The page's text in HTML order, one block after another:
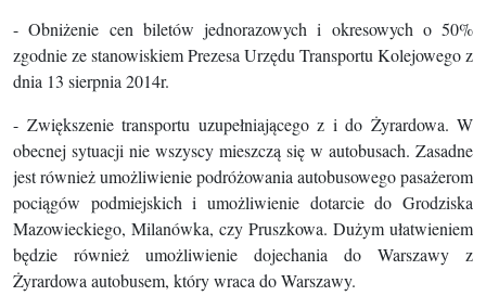
- Obniżenie cen biletów jednorazowych i okresowych o 50%
zgodnie ze stanowiskiemPrezesa Urzędu Transportu Kolejowego z
dnia 13 sierpnia 2014r.
- Zwiększenie transportu uzupełniającego z i do Żyrardowa. W
obecnej sytuacji nie wszyscy mieszczą się w autobusach. Zasadne
jest również umożliwienie podróżowania autobusowego pasażerom
pociągów podmiejskich i umożliwienie dotarcie do Grodziska
Mazowieckiego, Milanówka, czy Pruszkowa. Dużym ułatwieniem
będzie również umożliwienie dojechania do Warszawy z
Żyrardowa autobusem, który wraca do Warszawy.